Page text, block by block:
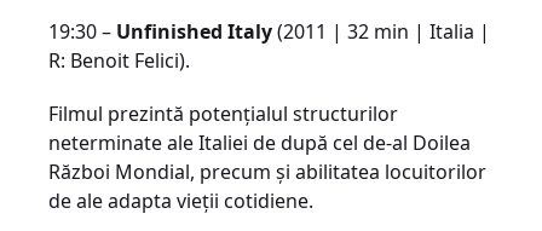
19:30 – Unfinished Italy(2011 | 32 min | Italia |
R: Benoit Felici).
Filmul prezintă potențialul structurilor
neterminate ale Italiei de după cel de-al Doilea
Război Mondial, precum și abilitatea locuitorilor
de ale adapta vieții cotidiene.